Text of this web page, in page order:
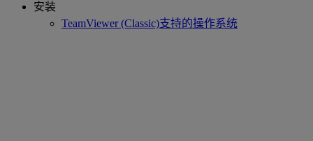
安装
TeamViewer (Classic)支持的操作系统